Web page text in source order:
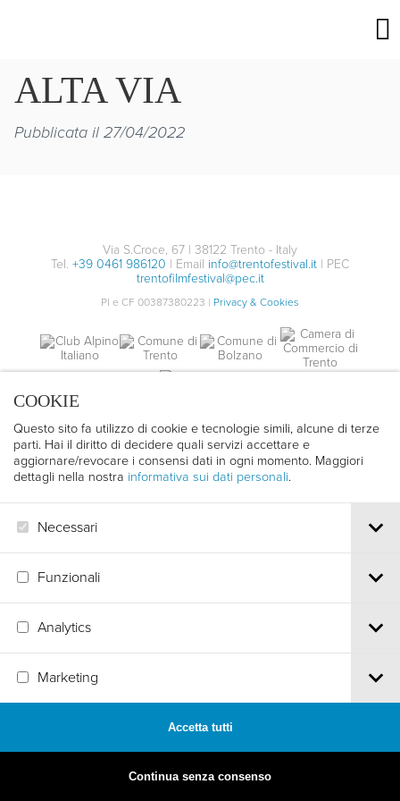
COOKIE
Questo sito fa utilizzo di cookie e tecnologie simili, alcune di terze
parti. Hai il diritto di decidere quali servizi accettare e
aggiornare/revocare i consensi dati in ogni momento. Maggiori
dettagli nella nostra informativa sui dati personali.
Necessari
Funzionali
Analytics
Marketing
Accetta tutti
Continua senza consenso
ALTA VIA
Pubblicata il 27/04/2022
Via S.Croce, 67 | 38122 Trento - Italy
Tel. +39 0461 986120 | Email info@trentofestival.it | PEC
trentofilmfestival@pec.it
PI e CF 00387380223 | Privacy & Cookies